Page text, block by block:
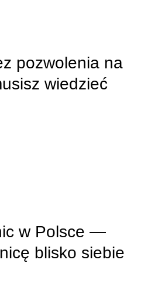
pozwolenia na
wiedzieć
w Polsce —
blisko siebie